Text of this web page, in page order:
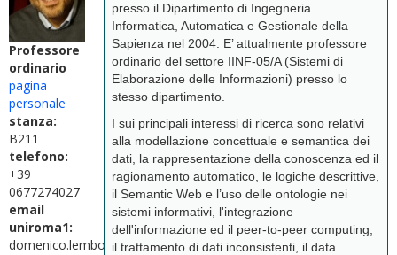
Professore
ordinario
pagina
personale
stanza:
B211
telefono:
+39
0677274027
email
uniroma1:
domenico.lembo@uniroma1.it
presso il Dipartimento di Ingegneria
Informatica, Automatica e Gestionale della
Sapienza nel 2004. E’ attualmente professore
ordinario del settore IINF-05/A (Sistemi di
Elaborazione delle Informazioni) presso lo
stesso dipartimento.
I sui principali interessi di ricerca sono relativi
alla modellazione concettuale e semantica dei
dati, la rappresentazione della conoscenza ed il
ragionamento automatico, le logiche descrittive,
il Semantic Web e l’uso delle ontologie nei
sistemi informativi, l'integrazione
dell'informazione ed il peer-to-peer computing,
il trattamento di dati inconsistenti, il data